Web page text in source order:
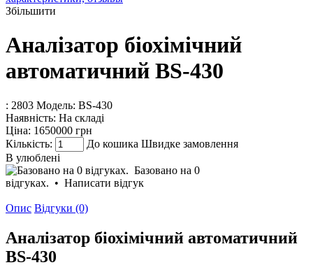
Збільшити
Аналізатор біохімічний
автоматичний BS-430
: 2803 Модель: BS-430
Наявність: На складі
Ціна: 1650000 грн
Кількість:
До кошика Швидке замовлення
В улюблені
Базовано на 0
відгуках. • Написати відгук
Опис Відгуки (0)
Аналізатор біохімічний автоматичний
BS-430